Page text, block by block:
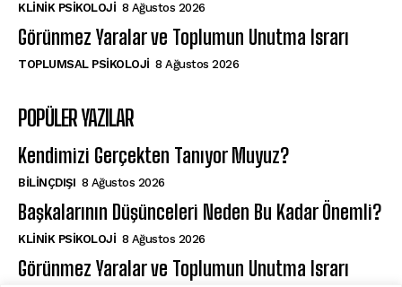
KLINIK PSIKOLOJI 8 Ağustos 2026
Görünmez Yaralar ve Toplumun Unutma Israrı
TOPLUMSAL PSIKOLOJI 8 Ağustos 2026
POPÜLER YAZILAR
Kendimizi Gerçekten Tanıyor Muyuz?
BILINÇDIŞI 8 Ağustos 2026
Başkalarının Düşünceleri Neden Bu Kadar Önemli?
KLINIK PSIKOLOJI 8 Ağustos 2026
Görünmez Yaralar ve Toplumun Unutma Israrı